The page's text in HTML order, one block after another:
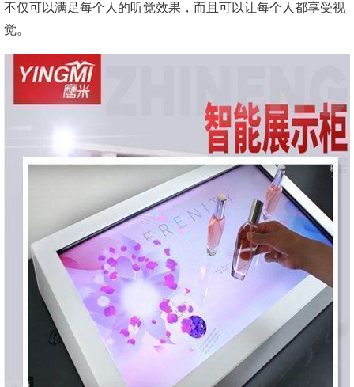
不仅可以满足每个人的听觉效果，而且可以让每个人都享受视
觉。